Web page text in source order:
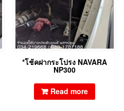
*โช้คฝากระโปรง NAVARA
NP300
Read more